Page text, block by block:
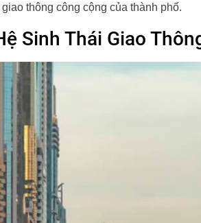
thông công cộng của thành phố.
Sinh Thái Giao